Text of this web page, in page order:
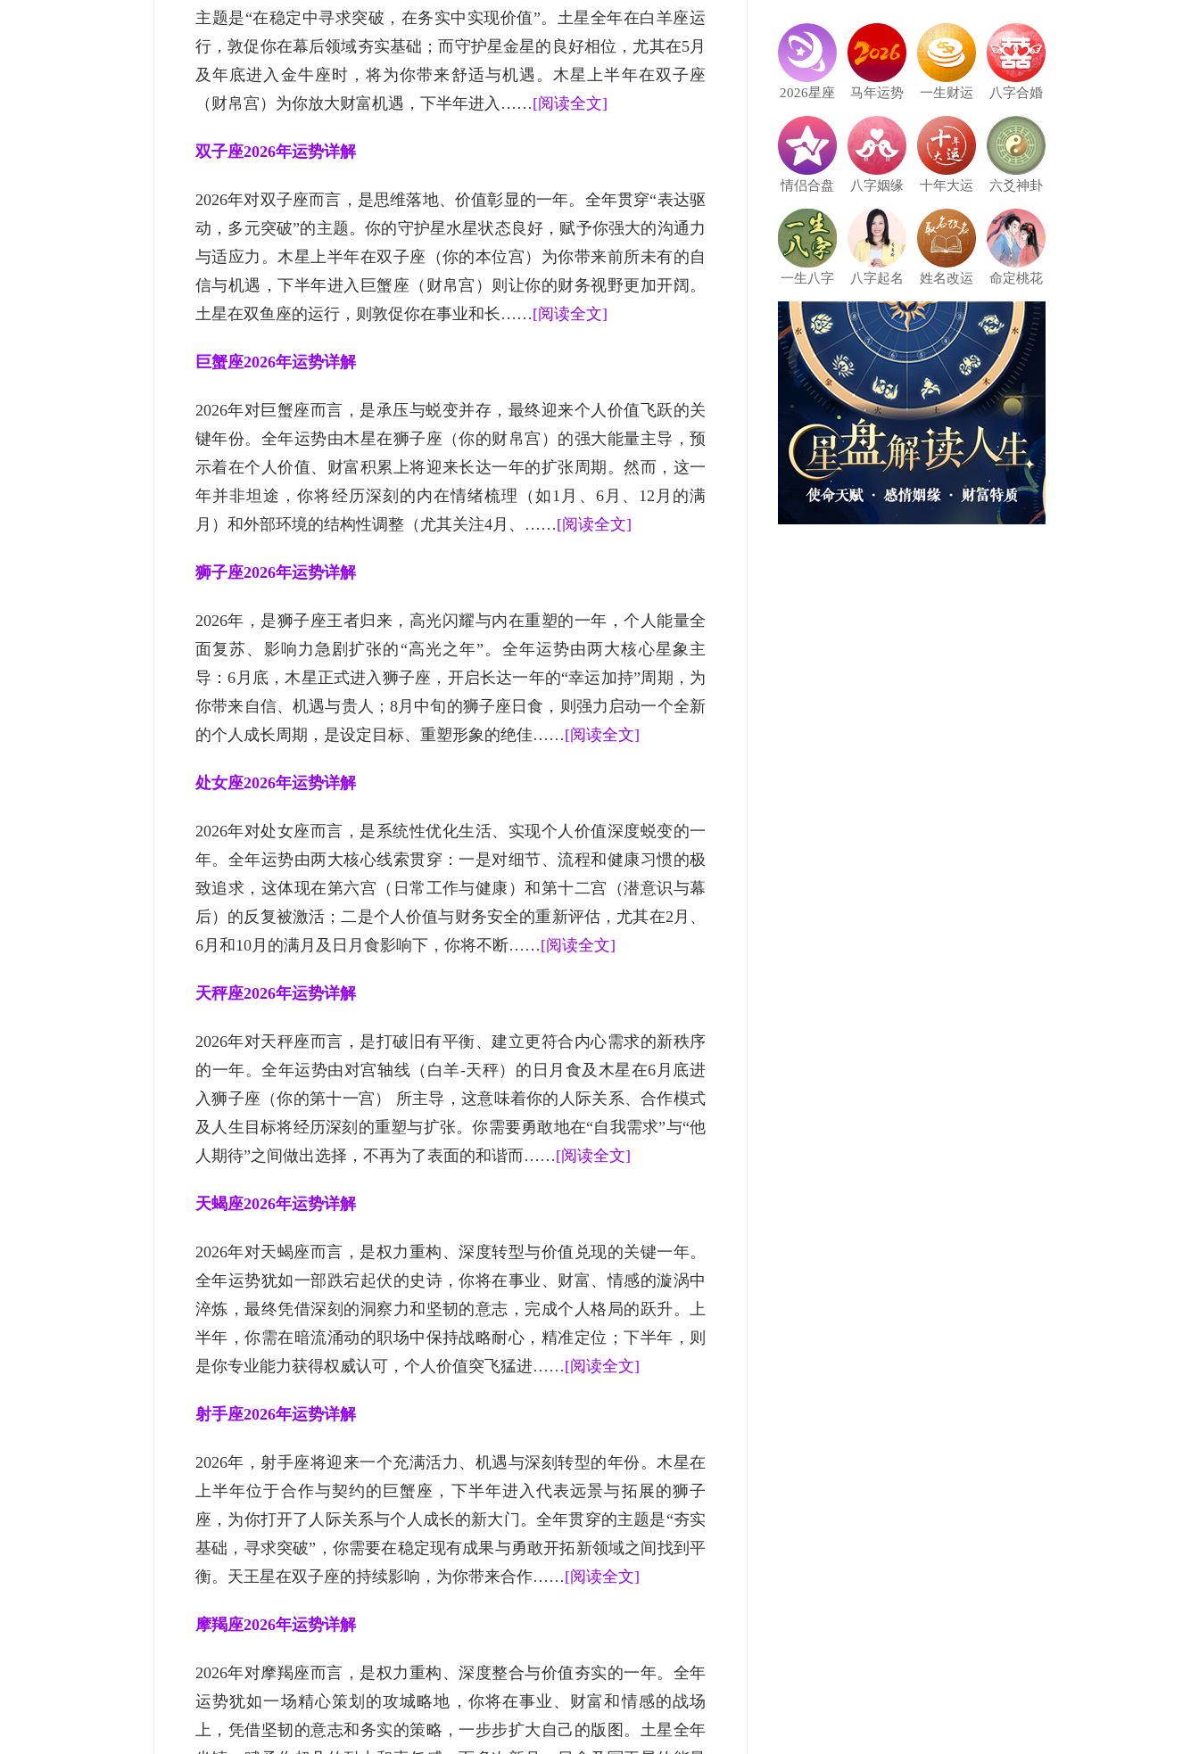
主题是“在稳定中寻求突破，在务实中实现价值”。土星全年在白羊座运
行，敦促你在幕后领域夯实基础；而守护星金星的良好相位，尤其在5月
及年底进入金牛座时，将为你带来舒适与机遇。木星上半年在双子座
（财帛宫）为你放大财富机遇，下半年进入……[阅读全文]
双子座2026年运势详解
2026年对双子座而言，是思维落地、价值彰显的一年。全年贯穿“表达驱
动，多元突破”的主题。你的守护星水星状态良好，赋予你强大的沟通力
与适应力。木星上半年在双子座（你的本位宫）为你带来前所未有的自
信与机遇，下半年进入巨蟹座（财帛宫）则让你的财务视野更加开阔。
土星在双鱼座的运行，则敦促你在事业和长……[阅读全文]
巨蟹座2026年运势详解
2026年对巨蟹座而言，是承压与蜕变并存，最终迎来个人价值飞跃的关
键年份。全年运势由木星在狮子座（你的财帛宫）的强大能量主导，预
示着在个人价值、财富积累上将迎来长达一年的扩张周期。然而，这一
年并非坦途，你将经历深刻的内在情绪梳理（如1月、6月、12月的满
月）和外部环境的结构性调整（尤其关注4月、……[阅读全文]
狮子座2026年运势详解
2026年，是狮子座王者归来，高光闪耀与内在重塑的一年，个人能量全
面复苏、影响力急剧扩张的“高光之年”。全年运势由两大核心星象主
导：6月底，木星正式进入狮子座，开启长达一年的“幸运加持”周期，为
你带来自信、机遇与贵人；8月中旬的狮子座日食，则强力启动一个全新
的个人成长周期，是设定目标、重塑形象的绝佳……[阅读全文]
处女座2026年运势详解
2026年对处女座而言，是系统性优化生活、实现个人价值深度蜕变的一
年。全年运势由两大核心线索贯穿：一是对细节、流程和健康习惯的极
致追求，这体现在第六宫（日常工作与健康）和第十二宫（潜意识与幕
后）的反复被激活；二是个人价值与财务安全的重新评估，尤其在2月、
6月和10月的满月及日月食影响下，你将不断……[阅读全文]
天秤座2026年运势详解
2026年对天秤座而言，是打破旧有平衡、建立更符合内心需求的新秩序
的一年。全年运势由对宫轴线（白羊-天秤）的日月食及木星在6月底进
入狮子座（你的第十一宫） 所主导，这意味着你的人际关系、合作模式
及人生目标将经历深刻的重塑与扩张。你需要勇敢地在“自我需求”与“他
人期待”之间做出选择，不再为了表面的和谐而……[阅读全文]
天蝎座2026年运势详解
2026年对天蝎座而言，是权力重构、深度转型与价值兑现的关键一年。
全年运势犹如一部跌宕起伏的史诗，你将在事业、财富、情感的漩涡中
淬炼，最终凭借深刻的洞察力和坚韧的意志，完成个人格局的跃升。上
半年，你需在暗流涌动的职场中保持战略耐心，精准定位；下半年，则
是你专业能力获得权威认可，个人价值突飞猛进……[阅读全文]
射手座2026年运势详解
2026年，射手座将迎来一个充满活力、机遇与深刻转型的年份。木星在
上半年位于合作与契约的巨蟹座，下半年进入代表远景与拓展的狮子
座，为你打开了人际关系与个人成长的新大门。全年贯穿的主题是“夯实
基础，寻求突破”，你需要在稳定现有成果与勇敢开拓新领域之间找到平
衡。天王星在双子座的持续影响，为你带来合作……[阅读全文]
摩羯座2026年运势详解
2026年对摩羯座而言，是权力重构、深度整合与价值夯实的一年。全年
运势犹如一场精心策划的攻城略地，你将在事业、财富和情感的战场
上，凭借坚韧的意志和务实的策略，一步步扩大自己的版图。土星全年
2026星座 马年运势 一生财运 八字合婚
情侣合盘 八字姻缘 十年大运 六爻神卦
一生八字 八字起名 姓名改运 命定桃花